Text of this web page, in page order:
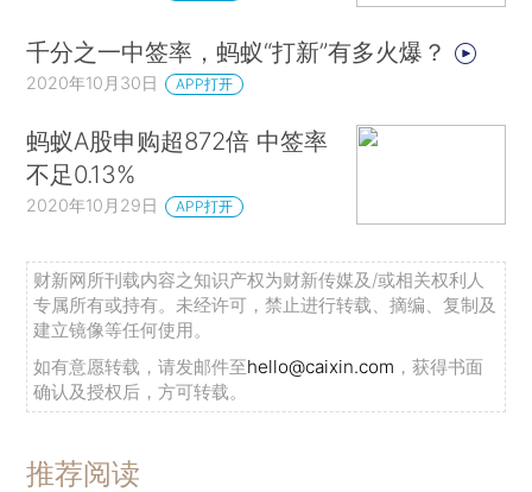
千分之一中签率，蚂蚁“打新”有多火爆？
2020年10月30日 APP打开
蚂蚁A股申购超872倍 中签率
不足0.13%
2020年10月29日 APP打开
财新网所刊载内容之知识产权为财新传媒及/或相关权利人
专属所有或持有。未经许可，禁止进行转载、摘编、复制及
建立镜像等任何使用。
如有意愿转载，请发邮件至hello@caixin.com ，获得书面
确认及授权后，方可转载。
推荐阅读